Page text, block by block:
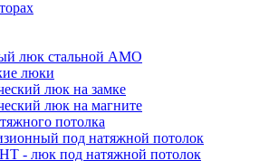
люк стальной АМО
люки
люк на замке
люк на магните
потолка
под натяжной потолок
- люк под натяжной потолок